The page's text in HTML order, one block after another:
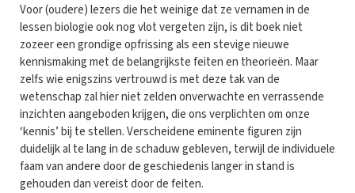
Voor (oudere) lezers die het weinige dat ze vernamen in de
lessen biologie ook nog vlot vergeten zijn, is dit boek niet
zozeer een grondige opfrissing als een stevige nieuwe
kennismaking met de belangrijkste feiten en theorieën. Maar
zelfs wie enigszins vertrouwd is met deze tak van de
wetenschap zal hier niet zelden onverwachte en verrassende
inzichten aangeboden krijgen, die ons verplichten om onze
‘kennis’ bij te stellen. Verscheidene eminente figuren zijn
duidelijk al te lang in de schaduw gebleven, terwijl de individuele
faam van andere door de geschiedenis langer in stand is
gehouden dan vereist door de feiten.